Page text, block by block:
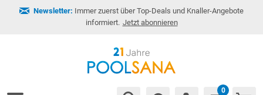
Newsletter: Immer zuerst über Top-Deals und Knaller-Angebote
informiert. Jetzt abonnieren
0